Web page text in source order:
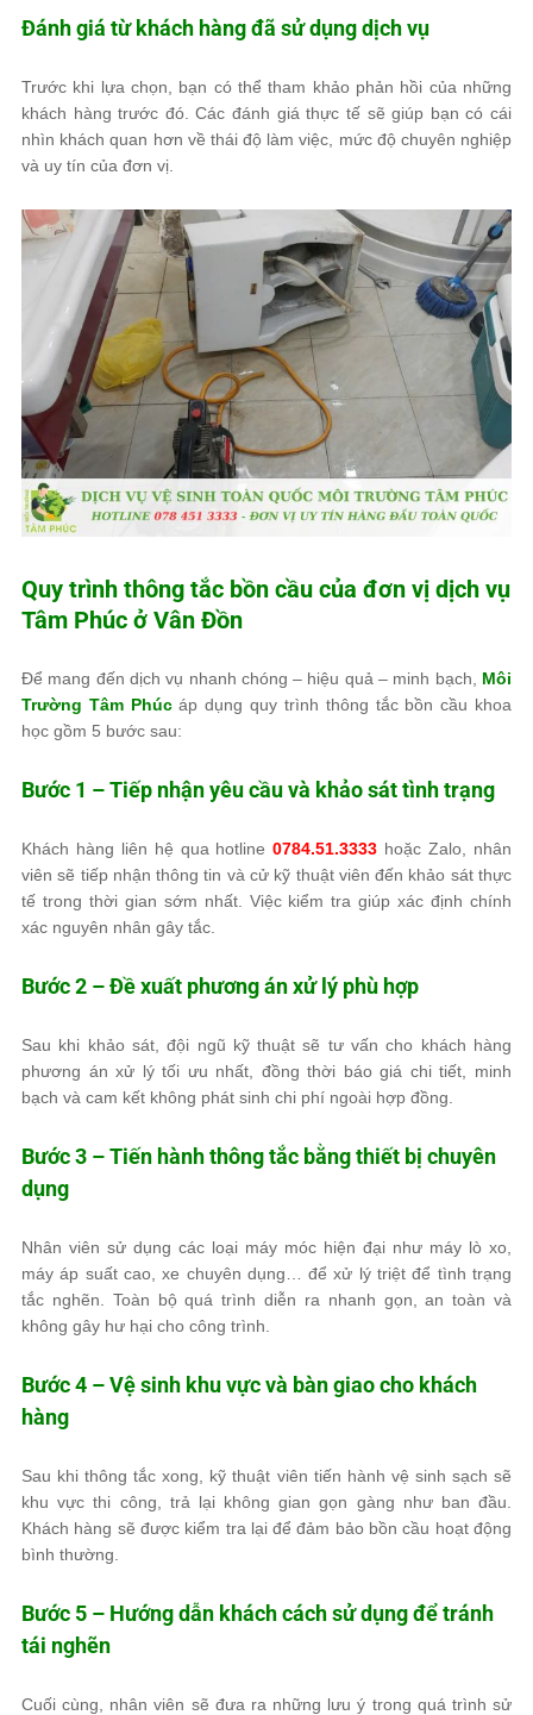
Đánh giá từ khách hàng đã sử dụng dịch vụ
Trước khi lựa chọn, bạn có thể tham khảo phản hồi của những
khách hàng trước đó. Các đánh giá thực tế sẽ giúp bạn có cái
nhìn khách quan hơn về thái độ làm việc, mức độ chuyên nghiệp
và uy tín của đơn vị.
Quy trình thông tắc bồn cầu của đơn vị dịch vụ
Tâm Phúc ở Vân Đồn
Để mang đến dịch vụ nhanh chóng – hiệu quả – minh bạch, Môi
Trường Tâm Phúcáp dụng quy trình thông tắc bồn cầu khoa
học gồm 5 bước sau:
Bước 1 – Tiếp nhận yêu cầu và khảo sát tình trạng
Khách hàng liên hệ qua hotline0784.51.3333 hoặc Zalo, nhân
viên sẽ tiếp nhận thông tin và cử kỹ thuật viên đến khảo sát thực
tế trong thời gian sớm nhất. Việc kiểm tra giúp xác định chính
xác nguyên nhân gây tắc.
Bước 2 – Đề xuất phương án xử lý phù hợp
Sau khi khảo sát, đội ngũ kỹ thuật sẽ tư vấn cho khách hàng
phương án xử lý tối ưu nhất, đồng thời báo giá chi tiết, minh
bạch và cam kết không phát sinh chi phí ngoài hợp đồng.
Bước 3 – Tiến hành thông tắc bằng thiết bị chuyên
dụng
Nhân viên sử dụng các loại máy móc hiện đại như máy lò xo,
máy áp suất cao, xe chuyên dụng… để xử lý triệt để tình trạng
tắc nghẽn. Toàn bộ quá trình diễn ra nhanh gọn, an toàn và
không gây hư hại cho công trình.
Bước 4 – Vệ sinh khu vực và bàn giao cho khách
hàng
Sau khi thông tắc xong, kỹ thuật viên tiến hành vệ sinh sạch sẽ
khu vực thi công, trả lại không gian gọn gàng như ban đầu.
Khách hàng sẽ được kiểm tra lại để đảm bảo bồn cầu hoạt động
bình thường.
Bước 5 – Hướng dẫn khách cách sử dụng để tránh
tái nghẽn
Cuối cùng, nhân viên sẽ đưa ra những lưu ý trong quá trình sử